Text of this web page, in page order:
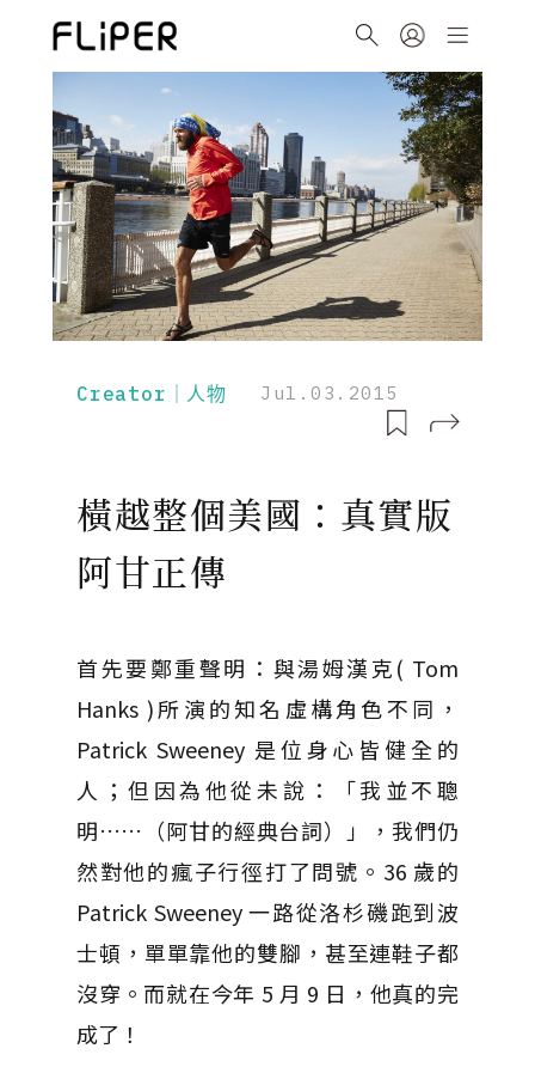
Creator｜人物 Jul.03.2015
橫越整個美國：真實版
阿甘正傳
首先要鄭重聲明：與湯姆漢克( Tom
Hanks )所演的知名虛構角色不同，
Patrick Sweeney 是位身心皆健全的
人；但因為他從未說：「我並不聰
明……（阿甘的經典台詞）」，我們仍
然對他的瘋子行徑打了問號。36 歲的
Patrick Sweeney 一路從洛杉磯跑到波
士頓，單單靠他的雙腳，甚至連鞋子都
沒穿。而就在今年 5 月 9 日，他真的完
成了！